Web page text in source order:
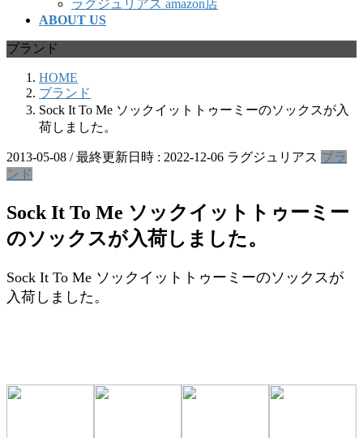
ラグジュリアス amazon店
ABOUT US
ブランド
HOME
ブランド
Sock It To Me ソックイットトゥーミーのソックスが入
荷しました。
2013-05-08 / 最終更新日時 : 2022-12-06 ラグジュリアス ブラ
ンド
Sock It To Me ソックイットトゥーミー
のソックスが入荷しました。
Sock It To Me ソックイットトゥーミーのソックスが
入荷しました。